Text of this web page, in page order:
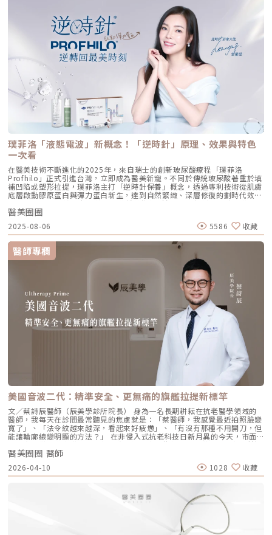
胞：幫助恢復皮下組織的飽滿感，減緩隨著年齡增長的皮下萎縮。 啟動 5
種關鍵結構蛋白：包括 I 型、III 型、IV 型、VII 型膠原蛋白以及最關鍵的彈
力蛋白。這種全方位的重塑效果，能讓下顎線變清晰，讓細紋從底層淡化。
這就是為什麼它被暱稱為「液態電波」。電波是靠「熱能」刺激新生，而
Profhilo 是靠「生物分子信號」啟動新生。對於皮膚薄、怕痛或不適合高
能量儀器的客戶來說，這是一個非常理想的選擇。四、 蔡醫師的精準美
學：BAP 五點拉提點位解析施打 Profhilo 是一門藝術。我們採用國際標準
的 BAP（Bio Aesthetic Points）五點拉提打法，這五個點是避開重要血
管、精準對準臉部支撐結構的黃金位置： [1] 顴骨高點： 位於顴骨最突出的
地方，需離眼睛外側至少 2 公分。能像掛鉤一樣，為中臉提供向上向外的支
撐力。 [2] 鼻翼與瞳孔垂直線交界： 在鼻翼與耳廓之間畫出水平線，再從瞳
孔中線畫垂直線，兩線交交叉處作為注射點。能有效改善法令紋，飽滿面中
部。 [3] 耳廓下前緣： 位於耳廓下緣的前方約 1 公分處。是收緊臉部外側
輪廓、強化下頷線條的關鍵。 [4] 下頷嘴角交界： 在下巴中軸線的三分之一
處畫垂直線，再向唇角方向移動 1.5 公分。可以修飾木偶紋，改善嘴角下
垂。 [5] 下顎角前緣： 位於下顎角前側約 1 公分處。幫助拉緊腮幫子多餘
的鬆弛組織，讓下顎線條清晰。五、 哪些部位最適合 Profhilo 逆時針？
Profhilo 逆時針之所以能成為抗老界的寵兒，不僅是因為它的成分純淨，
更因為它解決了傳統醫美難以觸及的「盲區」。它不靠體積填充，而是透過
「液態拉皮」的概念，從根本提升肌膚彈性。以下四個部位是我在臨床運用
中最推薦的：1. 臉部液態拉皮：BAP 五點精準誘導這是 Profhilo 的核心應
用。與傳統玻尿酸增加臉部「厚重感」或「體積支撐」的邏輯完全不同，
Profhilo 本質上是液態拉皮。我們採用國際標準的 BAP（Bio Aesthetic
的黃金位置： 顴骨高點：啟動中臉肌膚的生物重塑，優化張力。 鼻翼瞳孔
交界：透過提升肌膚彈力，自然弱化法令紋的視覺感。 耳廓下前緣：強化
臉部外側緊緻度，讓輪廓不再鬆垮。 下頷嘴角交界：改善嘴角周圍的鬆
弛，恢復皮膚原有的拉力。 下顎角前緣：誘導彈力蛋白新生，收緊下頷邊
緣的曲線。這五個點位並非用來「填充凹陷」，而是作為信號啟動點，讓玻
尿酸在皮下如水幕般擴散，誘導彈力蛋白大量新生，像是在皮下植入了一層
隱形的「彈力網」，讓下顎線與中臉自然回歸緊緻狀態。2. 火雞頸與橫向頸
紋：修復彈力纖維的救星頸部皮膚極薄，且缺乏支撐結構，老化多半是因為
彈力纖維斷裂。傳統填充型玻尿酸因為有化學交聯，施打後容易因重力或皮
膚過薄而產生凸起（毛毛蟲現象）。Profhilo 具備極佳的流動性，能均勻
滲透進頸部真皮層，不是填平皺紋，而是從底層重塑頸部肌膚的厚度與張
力，是目前改善頸部質感的首選。3. 手背（雞爪手）：重建真皮層的緊實度
雙手最容易因彈力蛋白流失而顯得乾癟、血管明顯。Profhilo 透過「非填
充」的方式，啟動手背肌膚的自我修復機制。它不僅是補水，更是透過生物
重塑增加組織的彈性與結構感，讓手背肌膚恢復細緻平滑，找回如少女般優
雅的肌膚張力。4. 口周細紋：自然軟化而不僵硬對於愛笑或年長客戶常見的
唇周紋，若使用傳統填充物，常會因為增加了體積而讓表情變得僵硬。
Profhilo 透過液態拉皮的原理，在不改變五官比例的前提下，誘導唇周肌
膚新生彈力蛋白，從底層「軟化」細小紋路，讓整個人看起來更加柔和、自
然。六、 蔡醫師的診間建議：如何規劃妳的「逆時針」計畫？在辰美學，
我們追求的是「長效且細膩」的美，而非瞬間的煙火式改變。針對初次接觸
Profhilo 逆時針 的客戶，我通常會建議以「週期性重塑」的方式來規劃妳
的專屬美學地圖：1. 基礎療程：建議至少進行 2 至 3 次為了達到最佳的彈
力蛋白新生與肌底環境優化，單次施打僅是啟動信號，完整的重塑需要時間
堆疊： 啟動期（第 1 次與第 2 次）： 建議間隔 1 個月施打。這兩次密集的
治療能確保高濃度玻尿酸在真皮層內建立穩固的擴散網絡，全面活化纖維母
細胞。 強化期（第 2 次與第 3 次）： 建議間隔3到6個月進行第三次施打。
這是一個關鍵的鞏固點，能延續細胞的再生信號，讓拉皮效果更具層次感。
維持期： 經過這 3 次完整的週期療程後，肌膚的緊緻度與細緻質感通常可
以維持九個月左右的時間。2.術後照護：輕盈無負擔的修復由於 Profhilo
是極高純度的玻尿酸且不含化學交聯劑，術後反應極輕。只需在 24 小時內
避免劇烈運動與高溫環境（如溫泉、蒸氣室、高溫瑜伽），其餘日常生活、
上妝均不受影響，非常適合行程滿檔的都會女性。結語：美，是找回妳原本
的自然光采抗老不應該是「加法」，而是「還原」。Profhilo 逆時針的哲
學與辰美學的理念不謀而合：我們不希望客戶變得不像自己，我們希望妳在
未來的日子裡，依然保有那份緊緻、透亮的彈力美感。妳不需要厚重的粉底
來遮蓋疲態，因為最美的底妝，就是妳健康的真皮層。如果妳也想體驗這種
「由內而外」的重塑感，歡迎來到辰美學，讓我們為妳量身定制專屬的逆齡
@aclinichttps://lin.ee/zGPja49▼詢問整形大小事https://answer-
clinic.com/▼詢問皮膚大小事https://answer-skin.com/▼詢問變美大小
事https://answer-skincare.com/安瑟美膚整形外科診所
FBhttps://www.facebook.com/AnswerClinic安瑟美膚整形外科診所
IGhttps://www.instagram.com/aclinic.group/吳名倫醫師：Dr.Allen 整
形醫美體塑學苑https://www.facebook.com/drallenbody吳名倫醫師
IGhttps://www.instagram.com/psdr_allen/安瑟美膚整形外科診所地
址：臺北市大安區安和路一段113號2樓之1電話：（02）7709-9398
璞菲洛「液態電波」新概念！「逆時針」原理、效果與特色
一次看
在醫美技術不斷進化的2025年，來自瑞士的創新玻尿酸療程「璞菲洛
Profhilo」正式引進台灣，立即成為醫美新寵。不同於傳統玻尿酸著重於填
補凹陷或塑形拉提，璞菲洛主打「逆時針保養」概念，透過專利技術從肌膚
底層啟動膠原蛋白與彈力蛋白新生，達到自然緊緻、深層修復的劃時代效
果。 Profhilo更邀請郭台銘夫人曾馨瑩擔任形象大使，迅速成為市場焦
點。我們將帶你全面認識這項創新療程，從作用原理、五大特色到適合對象
與常見問題，一次搞懂「逆時針玻尿酸」的魅力！ 璞菲洛Profhilo是什
麼？ 璞菲洛是一項注射型玻尿酸產品，由瑞士IBSA研發，正式名稱為「高
低分子玻尿酸皮下植入劑」，在台灣獲得衛福部核准，俗稱為「逆時針」。
與傳統玻尿酸不同，璞菲洛不以填補凹陷為目的，而是透過生物重塑（bio-
remodeling）方式，喚醒肌膚自身的修復機能，促進膠原蛋白和彈力蛋白
的生成，達到自然緊緻與改善膚質的效果。璞菲洛Profhilo的五大特色璞菲
洛之所以能引發醫美界關注，主要在於它與傳統玻尿酸有著本質上的不同，
透過獨特技術從根本上改善肌膚狀態。以下是璞菲洛最突出的五大特色：1.
獨特「生物重塑」機制：啟動膠原與彈力蛋白再生璞菲洛的核心技術採用專
利高、低分子量玻尿酸複合配方，在不添加交聯劑的情況下，能刺激皮膚深
層的纖維母細胞、角質細胞和脂肪細胞，促使膠原蛋白和彈力蛋白大量新
生，從源頭改善肌膚鬆弛與老化問題。2. 全面改善膚況：不只填補，更提升
整體膚質有別於傳統玻尿酸的局部填充，璞菲洛注射後會均勻擴散至皮膚的
真皮層與皮下組織。這使得它能全面性地改善肌膚，包括： 提升肌膚緊實
度與彈性 深層補水、改善乾燥與粗糙 減少細紋、改善膚色不均3. 自然柔和
的效果：告別「饅化臉」璞菲洛的質地較輕盈、流動性高，主要作用提升肌
膚本身的飽滿度與光澤，而不是增加額外體積。因此，能帶來自然、柔和的
改善效果，避免了傳統填充劑可能導致的僵硬或「饅化」現象，讓你看起來
就像是膚況變好了，而不是動了手腳。4. 獨創 BAP 五點注射技術：療程更
舒適、更快速採用獨家的 BAP (Bio Aesthetic Points) 五點注射技術。醫師
只需在臉部兩側各選擇五個精準的生物美學點進行注射，就能讓玻尿酸均勻
擴散至全臉。這大大減少了注射的針數和疼痛感，也降低了術後瘀青和腫脹
的機率，讓療程更加舒適、快速。5. 高濃度、不含交聯劑：安全性高、低發
炎風險以高濃度玻尿酸為主要成分，且製程中不使用任何化學交聯劑，能有
效降低注射後的發炎反應與過敏風險。同時，也經過多項國際認證，確保了
產品的純淨與安全性。逆時針（Profhilo） vs. 傳統玻尿酸比較 療程名稱
逆時針 (Profhilo) 傳統玻尿酸填充劑 主要功能 「生物重塑」(Bio-
remodeling)， 刺激膠原蛋白和彈力蛋白再生，從根本改善膚質 「填充」
和「支撐」， 用於填補凹陷、雕塑輪廓 成分組成 專利技術結合高低分子玻
尿酸， 64mg/2ml 高濃度，無交聯劑 玻尿酸會添加交聯劑，以增加黏度和
支撐力， 能維持體積不被快速分解 作用機制 注射後會均勻擴散至皮膚深
醫美圈圈
2025-08-06 5586 收藏
醫師專欄
美國音波二代：精準安全、更無痛的旗艦拉提新標竿
文／蔡詩辰醫師（辰美學診所院長） 身為一名長期耕耘在抗老醫學領域的
醫師，我每天在診間最常聽見的焦慮就是：「蔡醫師，我感覺最近拍照臉變
寬了」、「法令紋越來越深，看起來好疲憊」、「有沒有那種不用開刀，但
能讓輪廓線變明顯的方法？」 在非侵入式抗老科技日新月異的今天，市面
上的音波儀器琳瑯滿目。但每當病患詢問我最信任哪一台儀器時，我的首選
始終是 Ultherapy 美國音波。而在 2026 年的現在，隨著 Ultherapy
Prime（美音二代） 的問世，醫美界正式進入了「精準醫療」的新紀元。這
篇文章，我將以專業醫師的角度，深度拆解為什麼美音二代會成為我臨床治
療的核心，以及它如何重新定義抗老的黃金標準。一、 為什麼「看得到」
跟病患分享一個觀念：音波拉提不是「能量越強越好」，而是「能量要打在
對的地方」。每個人的皮膚厚度、皮下脂肪分布、筋膜層（SMAS）的深
度，甚至是神經血管的走勢都完全不同。即便是在同一個人的臉上，左側與
右側的組織密度也存在差異。傳統的音波療程多半屬於「盲打」，醫師只能
憑藉經驗去推測深度，這就像是在迷霧中航行，風險與不穩定性自然較高。
醫美圈圈 醫師
2026-04-10 1028 收藏